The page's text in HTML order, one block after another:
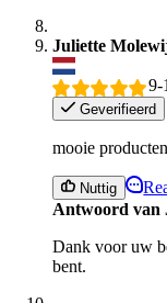
Juliette
9-
Geverifieerd
mooie producten
Nuttig
Antwoord van
Dank voor uw
bent.